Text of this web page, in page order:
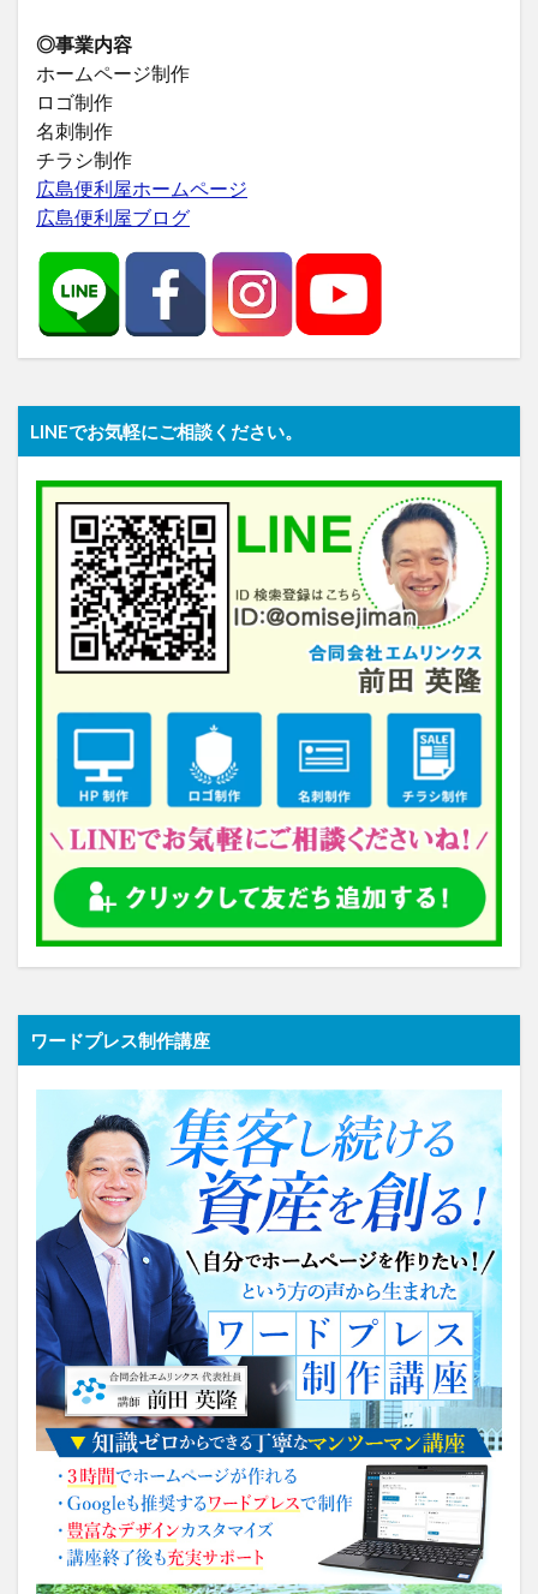
◎事業内容
ホームページ制作
ロゴ制作
名刺制作
チラシ制作
広島便利屋ホームページ
広島便利屋ブログ
LINEでお気軽にご相談ください。
ワードプレス制作講座